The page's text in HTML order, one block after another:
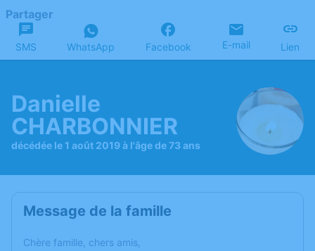
Partager
SMS WhatsApp Facebook E-mail Lien
Danielle
CHARBONNIER
décédée le 1 août 2019 à l'âge de 73 ans
Message de la famille
Chère famille, chers amis,